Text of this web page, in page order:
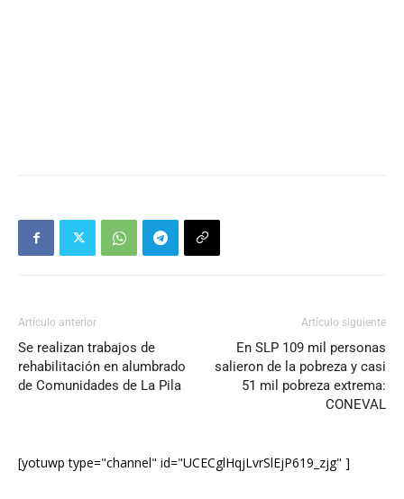
Artículo anterior
Se realizan trabajos de
rehabilitación en alumbrado
de Comunidades de La Pila
Artículo siguiente
En SLP 109 mil personas
salieron de la pobreza y casi
51 mil pobreza extrema:
CONEVAL
[yotuwp type="channel" id="UCECglHqjLvrSlEjP619_zjg" ]